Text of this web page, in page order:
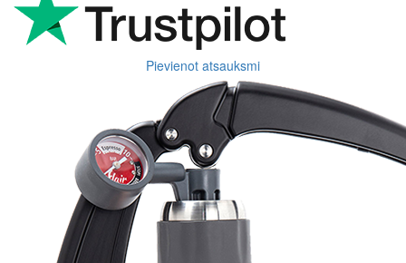
Pievienot atsauksmi